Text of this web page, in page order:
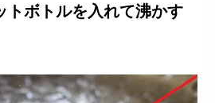
ボトルを入れて沸かす